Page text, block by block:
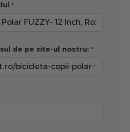
de pe site-ul nostru: